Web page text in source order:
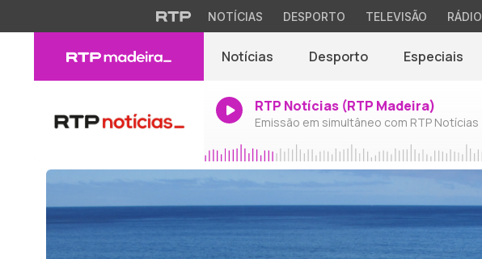
NOTÍCIAS DESPORTO TELEVISÃO RÁDIO
Notícias Desporto Especiais
RTP Notícias (RTP Madeira)
Emissão em simultâneo com RTP Notícias